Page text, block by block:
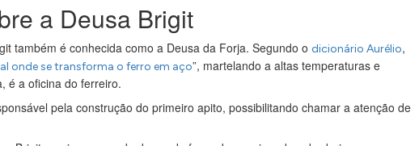
a Deusa Brigit
também é conhecida como a Deusa da Forja. Segundo o dicionário Aurélio,
onde se transforma o ferro em aço”, martelando a altas temperaturas e
é a oficina do ferreiro.
pela construção do primeiro apito, possibilitando chamar a atenção de